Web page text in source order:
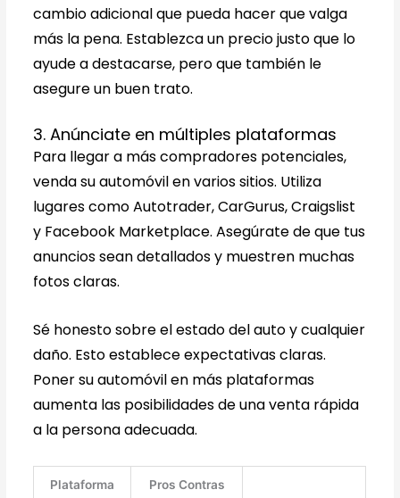
cambio adicional que pueda hacer que valga
más la pena. Establezca un precio justo que lo
ayude a destacarse, pero que también le
asegure un buen trato.
3. Anúnciate en múltiples plataformas
Para llegar a más compradores potenciales,
venda su automóvil en varios sitios. Utiliza
lugares como Autotrader, CarGurus, Craigslist
y Facebook Marketplace. Asegúrate de que tus
anuncios sean detallados y muestren muchas
fotos claras.
Sé honesto sobre el estado del auto y cualquier
daño. Esto establece expectativas claras.
Poner su automóvil en más plataformas
aumenta las posibilidades de una venta rápida
a la persona adecuada.
Plataforma Pros Contras